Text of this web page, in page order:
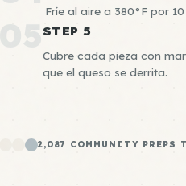
Fríe al aire a 380°F por
05STEP 5
Cubre cada pieza con
que el queso se derrita.
2,087 COMMUNITY PREPS